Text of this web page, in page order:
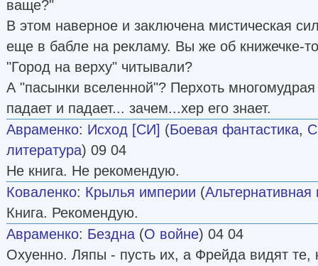
ваще?"
В этом наверное и заключена мистическая
еще в бабле на рекламу. Вы же об книжечке-
"Город на верху" читывали?
А "пасынки вселенной"? Перхоть
падает и падает... зачем...хер его знает.
Авраменко: Исход [СИ] (Боевая фантастика,
литература) 09 04
Не книга. Не рекомендую.
Коваленко: Крылья империи (Альтернативная
Книга. Рекомендую.
Авраменко: Бездна (О войне) 04 04
Охуенно. Ляпы - пусть их, а Фрейда видят те,